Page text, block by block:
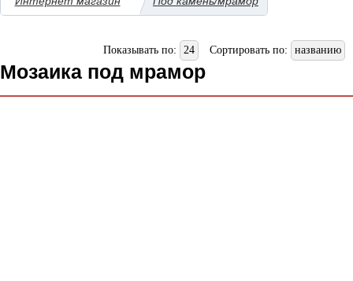
Показывать по: 24 Сортировать по: названию
Мозаика под мрамор